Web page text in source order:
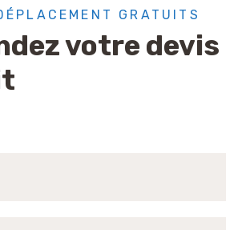
GRATUITS
votre devis